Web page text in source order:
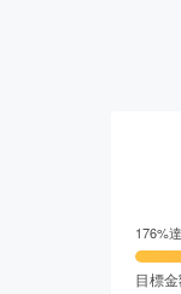
176%
目標